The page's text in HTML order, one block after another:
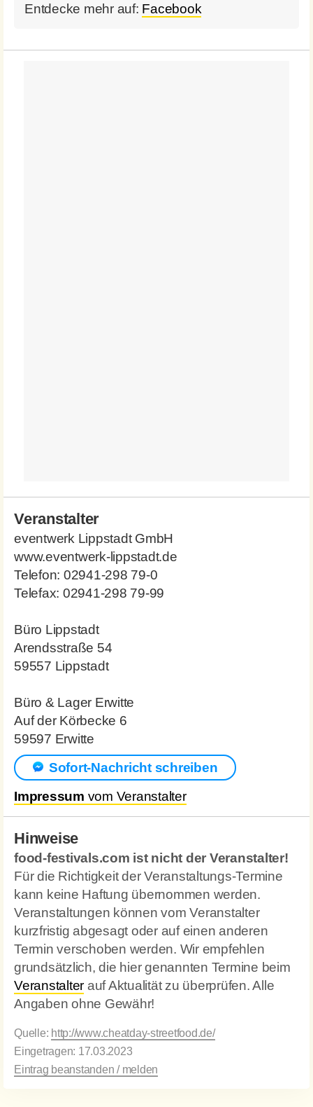
Entdecke mehr auf: Facebook
Veranstalter
eventwerk Lippstadt GmbH
www.eventwerk-lippstadt.de
Telefon: 02941-298 79-0
Telefax: 02941-298 79-99
Büro Lippstadt
Arendsstraße 54
59557 Lippstadt
Büro & Lager Erwitte
Auf der Körbecke 6
59597 Erwitte
Sofort-Nachricht schreiben
Impressum vom Veranstalter
Hinweise
food-festivals.com ist nicht der Veranstalter!
Für die Richtigkeit der Veranstaltungs-Termine
kann keine Haftung übernommen werden.
Veranstaltungen können vom Veranstalter
kurzfristig abgesagt oder auf einen anderen
Termin verschoben werden. Wir empfehlen
grundsätzlich, die hier genannten Termine beim
Veranstalter auf Aktualität zu überprüfen. Alle
Angaben ohne Gewähr!
Quelle: http://www.cheatday-streetfood.de/
Eingetragen: 17.03.2023
Eintrag beanstanden / melden